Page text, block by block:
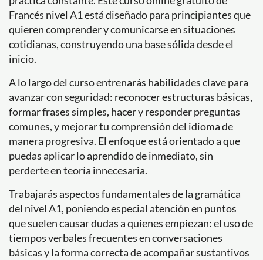
Francés nivel A1 está diseñado para principiantes que
quieren comprender y comunicarse en situaciones
cotidianas, construyendo una base sólida desde el
inicio.
A lo largo del curso entrenarás habilidades clave para
avanzar con seguridad: reconocer estructuras básicas,
formar frases simples, hacer y responder preguntas
comunes, y mejorar tu comprensión del idioma de
manera progresiva. El enfoque está orientado a que
puedas aplicar lo aprendido de inmediato, sin
perderte en teoría innecesaria.
Trabajarás aspectos fundamentales de la gramática
del nivel A1, poniendo especial atención en puntos
que suelen causar dudas a quienes empiezan: el uso de
tiempos verbales frecuentes en conversaciones
básicas y la forma correcta de acompañar sustantivos